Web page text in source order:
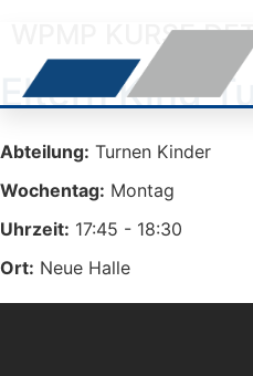
WPMP KURSE
Eltern Kind
Abteilung: Turnen Kinder
Wochentag: Montag
Uhrzeit: 17:45 - 18:30
Ort: Neue Halle